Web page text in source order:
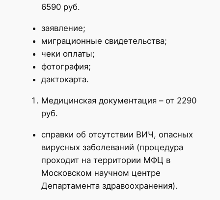
6590 руб.
заявление;
миграционные свидетельства;
чеки оплаты;
фотография;
дактокарта.
Медицинская документация – от 2290
руб.
справки об отсутствии ВИЧ, опасных
вирусных заболеваний (процедура
проходит на территории МФЦ в
Московском научном центре
Департамента здравоохранения).